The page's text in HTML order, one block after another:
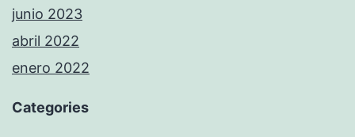
junio 2023
abril 2022
enero 2022
Categories